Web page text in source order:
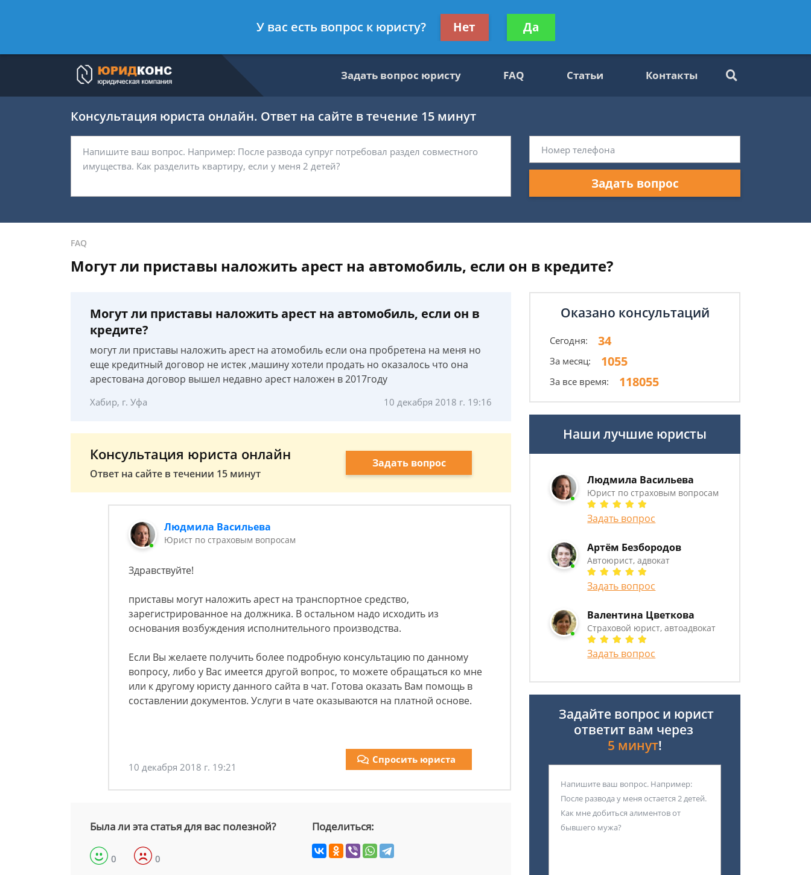
- Автоюрист, адвокат
Получите консультацию
бесплатно
Задать вопрос юристу FAQ Статьи Контакты
Консультация юриста онлайн. Ответ на сайте в течение 15 минут
Задать вопрос
FAQ
Могут ли приставы наложить арест на автомобиль, если он в кредите?
Могут ли приставы наложить арест на автомобиль, если он в
кредите?
могут ли приставы наложить арест на атомобиль если она пробретена на меня но
еще кредитный договор не истек ,машину хотели продать но оказалось что она
арестована договор вышел недавно арест наложен в 2017году
Хабир, г. Уфа 10 декабря 2018 г. 19:16
Консультация юриста онлайн
Ответ на сайте в течении 15 минут
Задать вопрос
Людмила Васильева
Юрист по страховым вопросам
Здравствуйте!
приставы могут наложить арест на транспортное средство,
зарегистрированное на должника. В остальном надо исходить из
основания возбуждения исполнительного производства.
Если Вы желаете получить более подробную консультацию по данному
вопросу, либо у Вас имеется другой вопрос, то можете обращаться ко мне
или к другому юристу данного сайта в чат. Готова оказать Вам помощь в
составлении документов. Услуги в чате оказываются на платной основе.
10 декабря 2018 г. 19:21
Спросить юриста
Была ли эта статья для вас полезной?
0 0
Поделиться:
Оказано консультаций
Сегодня: 34
За месяц: 1055
За все время: 118055
Наши лучшие юристы
Людмила Васильева
Юрист по страховым вопросам
Задать вопрос
Артём Безбородов
Автоюрист, адвокат
Задать вопрос
Валентина Цветкова
Страховой юрист, автоадвокат
Задать вопрос
Задайте вопрос и юрист
ответит вам через
5 минут!
У вас есть вопрос к юристу? Нет Да